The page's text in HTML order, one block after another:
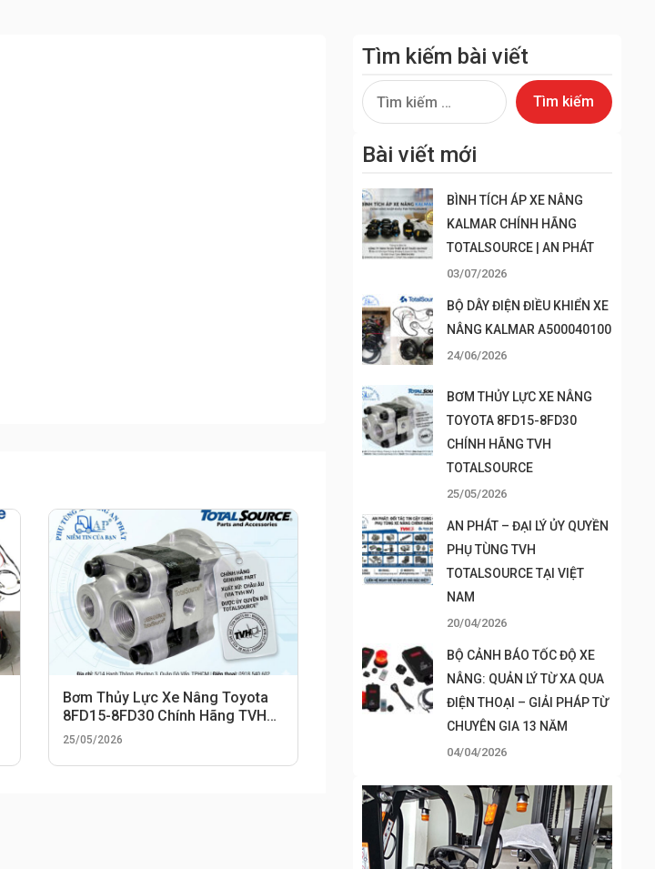
Bơm Thủy Lực Xe Nâng Toyota
8FD15-8FD30 Chính Hãng TVH
TotalSource
25/05/2026
Tìm kiếm bài viết
Tìm
kiếm
Bài viết mới
BÌNH TÍCH ÁP XE NÂNG
KALMAR CHÍNH HÃNG
TOTALSOURCE | AN PHÁT
03/07/2026
BỘ DÂY ĐIỆN ĐIỀU KHIỂN XE
NÂNG KALMAR A500040100
24/06/2026
BƠM THỦY LỰC XE NÂNG
TOYOTA 8FD15-8FD30
CHÍNH HÃNG TVH
TOTALSOURCE
25/05/2026
AN PHÁT – ĐẠI LÝ ỦY QUYỀN
PHỤ TÙNG TVH
TOTALSOURCE TẠI VIỆT
NAM
20/04/2026
BỘ CẢNH BÁO TỐC ĐỘ XE
NÂNG: QUẢN LÝ TỪ XA QUA
ĐIỆN THOẠI – GIẢI PHÁP TỪ
CHUYÊN GIA 13 NĂM
04/04/2026